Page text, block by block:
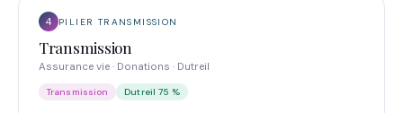
4 PILIER TRANSMISSION
Transmission
Assurance vie · Donations · Dutreil
Transmission Dutreil 75 %